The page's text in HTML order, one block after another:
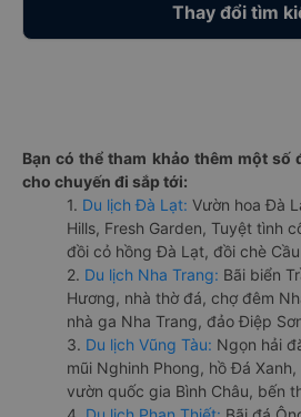
Thay đổi tìm
Bạn có thể tham khảo thêm một số
cho chuyến đi sắp tới:
1. Du lịch Đà Lạt: Vườn hoa Đà
Hills, Fresh Garden, Tuyệt tình
đồi cỏ hồng Đà Lạt, đồi chè
2. Du lịch Nha Trang: Bãi biển
Hương, nhà thờ đá, chợ đêm
nhà ga Nha Trang, đảo Điệp
3. Du lịch Vũng Tàu: Ngọn hải
mũi Nghinh Phong, hồ Đá
vườn quốc gia Bình Châu, bến